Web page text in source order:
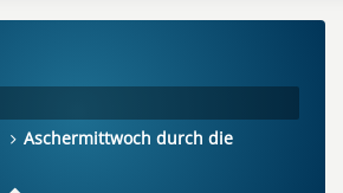
Aschermittwoch durch die